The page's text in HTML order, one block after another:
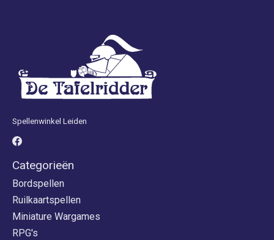
Spellenwinkel Leiden
Categorieën
Bordspellen
Ruilkaartspellen
Miniature Wargames
RPG's